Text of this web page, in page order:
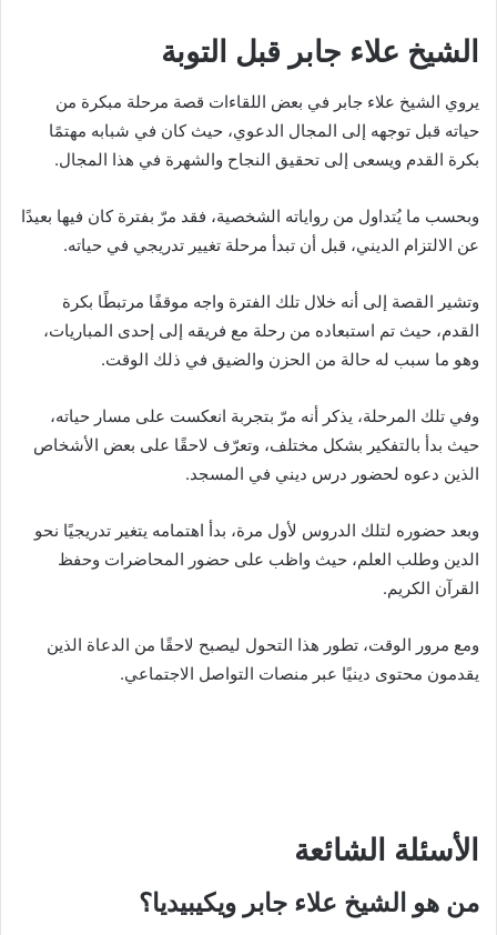
الشيخ علاء جابر قبل التوبة
يروي الشيخ علاء جابر في بعض اللقاءات قصة مرحلة مبكرة من
حياته قبل توجهه إلى المجال الدعوي، حيث كان في شبابه مهتمًا
بكرة القدم ويسعى إلى تحقيق النجاح والشهرة في هذا المجال.
وبحسب ما يُتداول من رواياته الشخصية، فقد مرّ بفترة كان فيها بعيدًا
عن الالتزام الديني، قبل أن تبدأ مرحلة تغيير تدريجي في حياته.
وتشير القصة إلى أنه خلال تلك الفترة واجه موقفًا مرتبطًا بكرة
القدم، حيث تم استبعاده من رحلة مع فريقه إلى إحدى المباريات،
وهو ما سبب له حالة من الحزن والضيق في ذلك الوقت.
وفي تلك المرحلة، يذكر أنه مرّ بتجربة انعكست على مسار حياته،
حيث بدأ بالتفكير بشكل مختلف، وتعرّف لاحقًا على بعض الأشخاص
الذين دعوه لحضور درس ديني في المسجد.
وبعد حضوره لتلك الدروس لأول مرة، بدأ اهتمامه يتغير تدريجيًا نحو
الدين وطلب العلم، حيث واظب على حضور المحاضرات وحفظ
القرآن الكريم.
ومع مرور الوقت، تطور هذا التحول ليصبح لاحقًا من الدعاة الذين
يقدمون محتوى دينيًا عبر منصات التواصل الاجتماعي.
الأسئلة الشائعة
من هو الشيخ علاء جابر ويكيبيديا؟